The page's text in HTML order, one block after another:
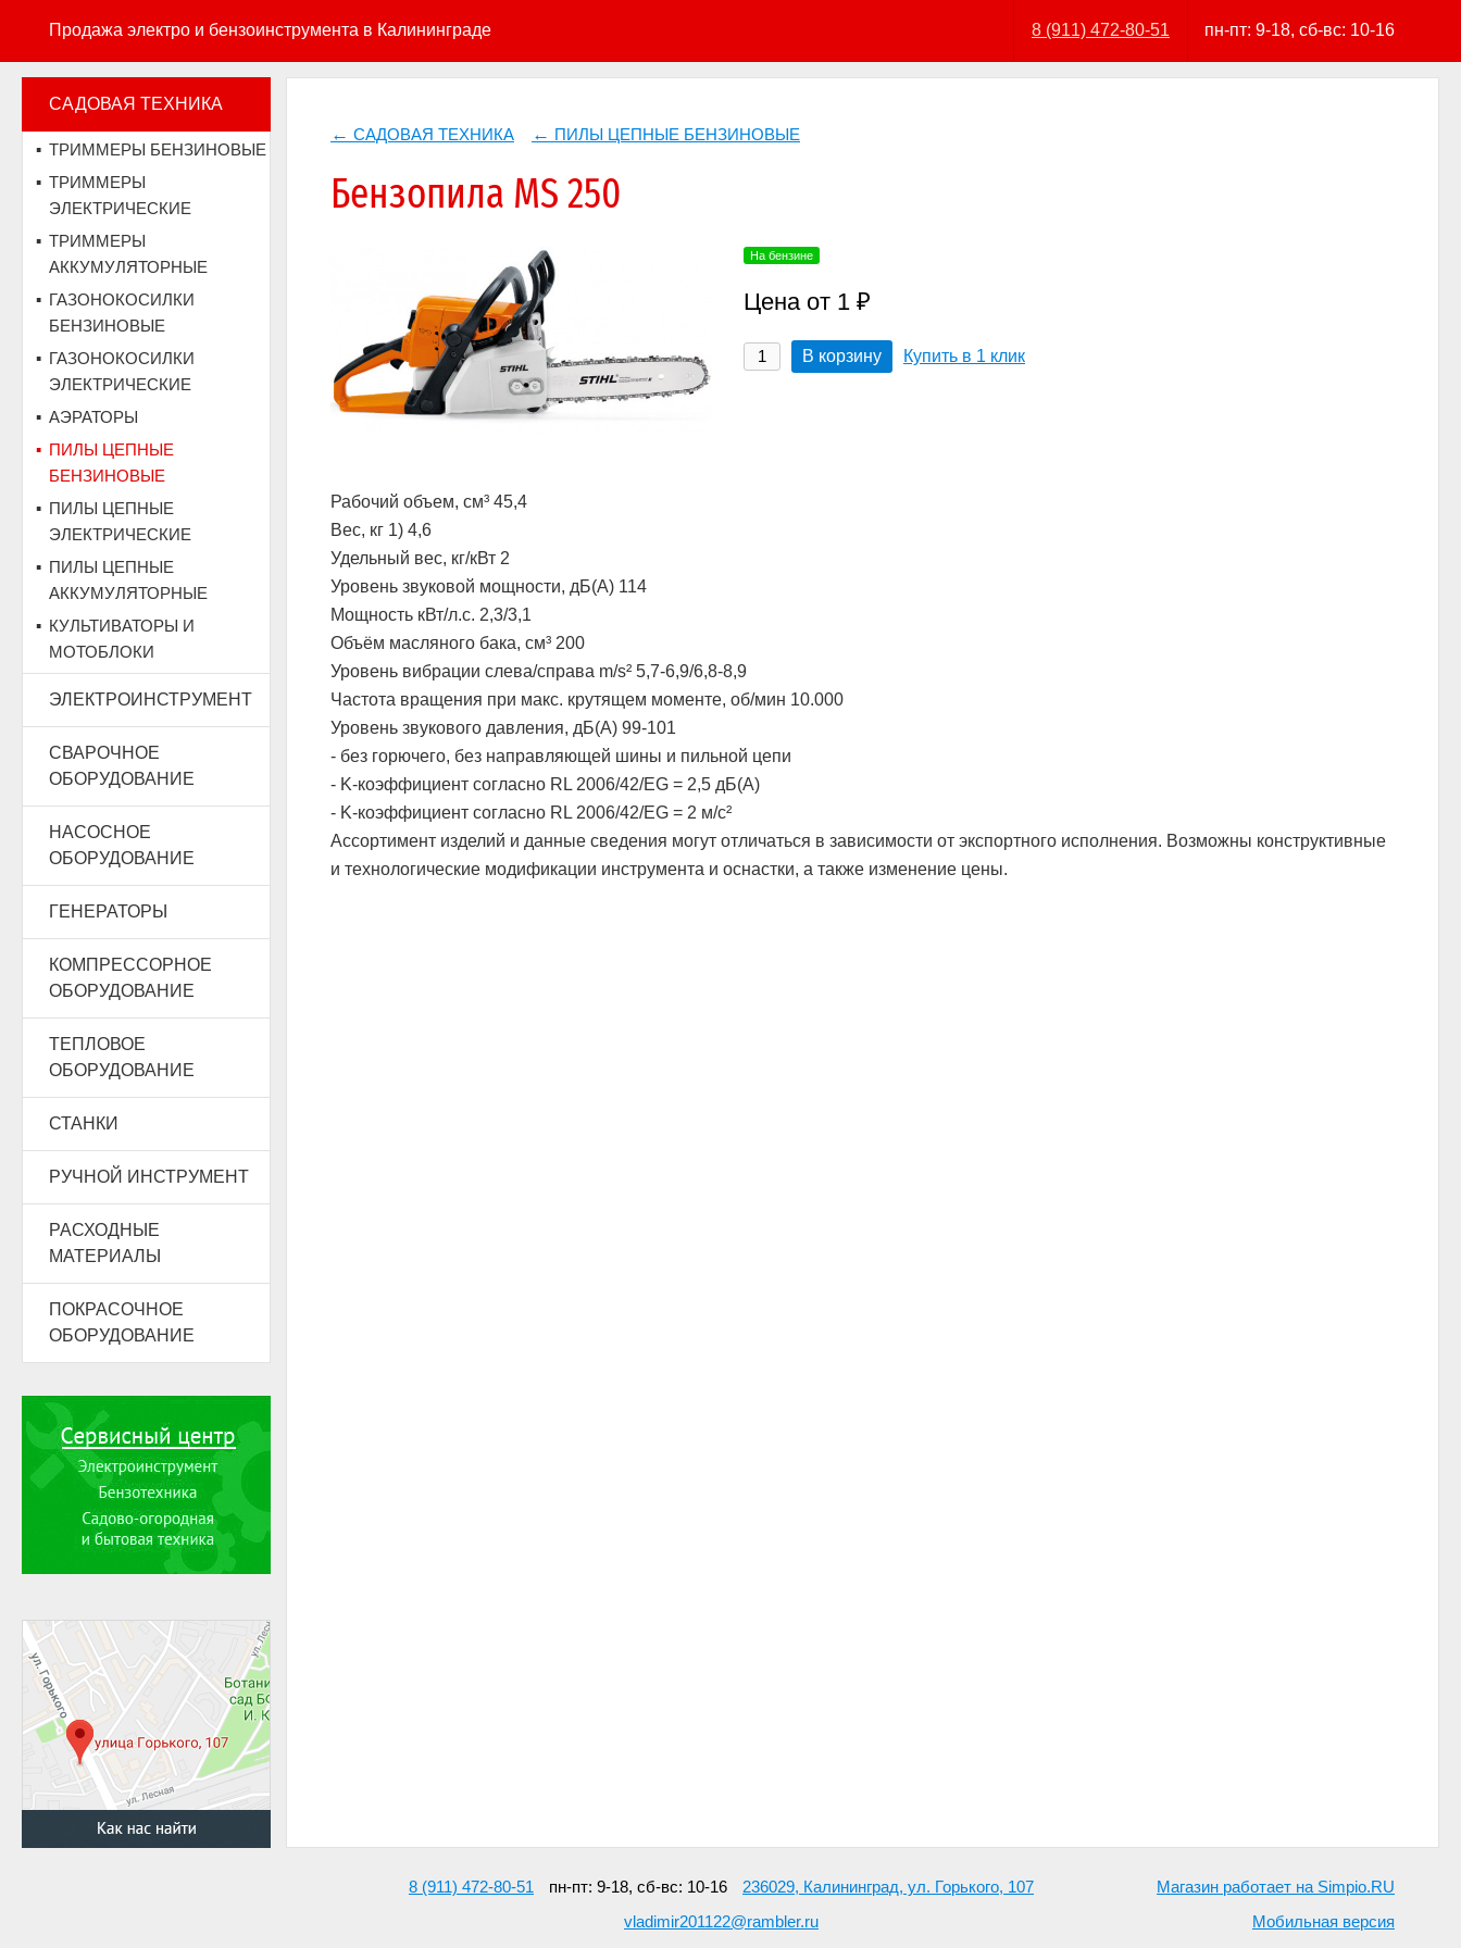
Продажа электро и бензоинструмента в Калининграде 8 (911) 472-80-51 пн-пт: 9-18, сб-вс: 10-16
САДОВАЯ ТЕХНИКА
ТРИММЕРЫ БЕНЗИНОВЫЕ
ТРИММЕРЫ
ЭЛЕКТРИЧЕСКИЕ
ТРИММЕРЫ
АККУМУЛЯТОРНЫЕ
ГАЗОНОКОСИЛКИ
БЕНЗИНОВЫЕ
ГАЗОНОКОСИЛКИ
ЭЛЕКТРИЧЕСКИЕ
АЭРАТОРЫ
ПИЛЫ ЦЕПНЫЕ
БЕНЗИНОВЫЕ
ПИЛЫ ЦЕПНЫЕ
ЭЛЕКТРИЧЕСКИЕ
ПИЛЫ ЦЕПНЫЕ
АККУМУЛЯТОРНЫЕ
КУЛЬТИВАТОРЫ И
МОТОБЛОКИ
ЭЛЕКТРОИНСТРУМЕНТ
СВАРОЧНОЕ
ОБОРУДОВАНИЕ
НАСОСНОЕ
ОБОРУДОВАНИЕ
ГЕНЕРАТОРЫ
КОМПРЕССОРНОЕ
ОБОРУДОВАНИЕ
ТЕПЛОВОЕ
ОБОРУДОВАНИЕ
СТАНКИ
РУЧНОЙ ИНСТРУМЕНТ
РАСХОДНЫЕ
МАТЕРИАЛЫ
ПОКРАСОЧНОЕ
ОБОРУДОВАНИЕ
САДОВАЯ ТЕХНИКА ПИЛЫ ЦЕПНЫЕ БЕНЗИНОВЫЕ
Бензопила MS 250
На бензине
Цена от 1 ₽
В корзину Купить в 1 клик
Рабочий объем, см³ 45,4
Вес, кг 1) 4,6
Удельный вес, кг/кВт 2
Уровень звуковой мощности, дБ(A) 114
Мощность кВт/л.с. 2,3/3,1
Объём масляного бака, см³ 200
Уровень вибрации слева/справа m/s² 5,7-6,9/6,8-8,9
Частота вращения при макс. крутящем моменте, об/мин 10.000
Уровень звукового давления, дБ(A) 99-101
- без горючего, без направляющей шины и пильной цепи
- K-коэффициент согласно RL 2006/42/EG = 2,5 дБ(A)
- K-коэффициент согласно RL 2006/42/EG = 2 м/с²
Ассортимент изделий и данные сведения могут отличаться в зависимости от экспортного исполнения. Возможны конструктивные
и технологические модификации инструмента и оснастки, а также изменение цены.
8 (911) 472-80-51 пн-пт: 9-18, сб-вс: 10-16
236029, Калининград, ул. Горького, 107
vladimir201122@rambler.ru
Магазин работает на Simpio.RU
Мобильная версия